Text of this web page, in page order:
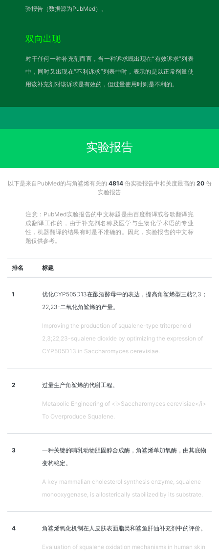
验报告（数据源为PubMed）。
双向出现
对于任何一种补充剂而言，当一种诉求既出现在“有效诉求”列表
中，同时又出现在“不利诉求”列表中时，表示的是以正常剂量使
用该补充剂对该诉求是有效的，但过量使用时则是不利的。
实验报告
以下是来自PubMed的与角鲨烯有关的 4814份实验报告中相关度最高的 20份
实验报告
注意：PubMed实验报告的中文标题是由百度翻译或谷歌翻译完
成翻译工作的，由于补充剂名称及医学与生物化学术语的专业
性，机器翻译的结果有时是不准确的。因此，实验报告的中文标
题仅供参考。
排名 标题
1
优化CYP505D13在酿酒酵母中的表达，提高角鲨烯型三萜2,3；
22,23-二氧化角鲨烯的产量。
Improving the production of squalene-type triterpenoid
2,3;22,23-squalene dioxide by optimizing the expression of
CYP505D13 in Saccharomyces cerevisiae.
2 过量生产角鲨烯的代谢工程。
Metabolic Engineering of <i>Saccharomyces cerevisiae</i>
To Overproduce Squalene.
3
一种关键的哺乳动物胆固醇合成酶，角鲨烯单加氧酶，由其底物
变构稳定。
A key mammalian cholesterol synthesis enzyme, squalene
monooxygenase, is allosterically stabilized by its substrate.
4 角鲨烯氧化机制在人皮肤表面脂类和鲨鱼肝油补充剂中的评价。
Evaluation of squalene oxidation mechanisms in human skin